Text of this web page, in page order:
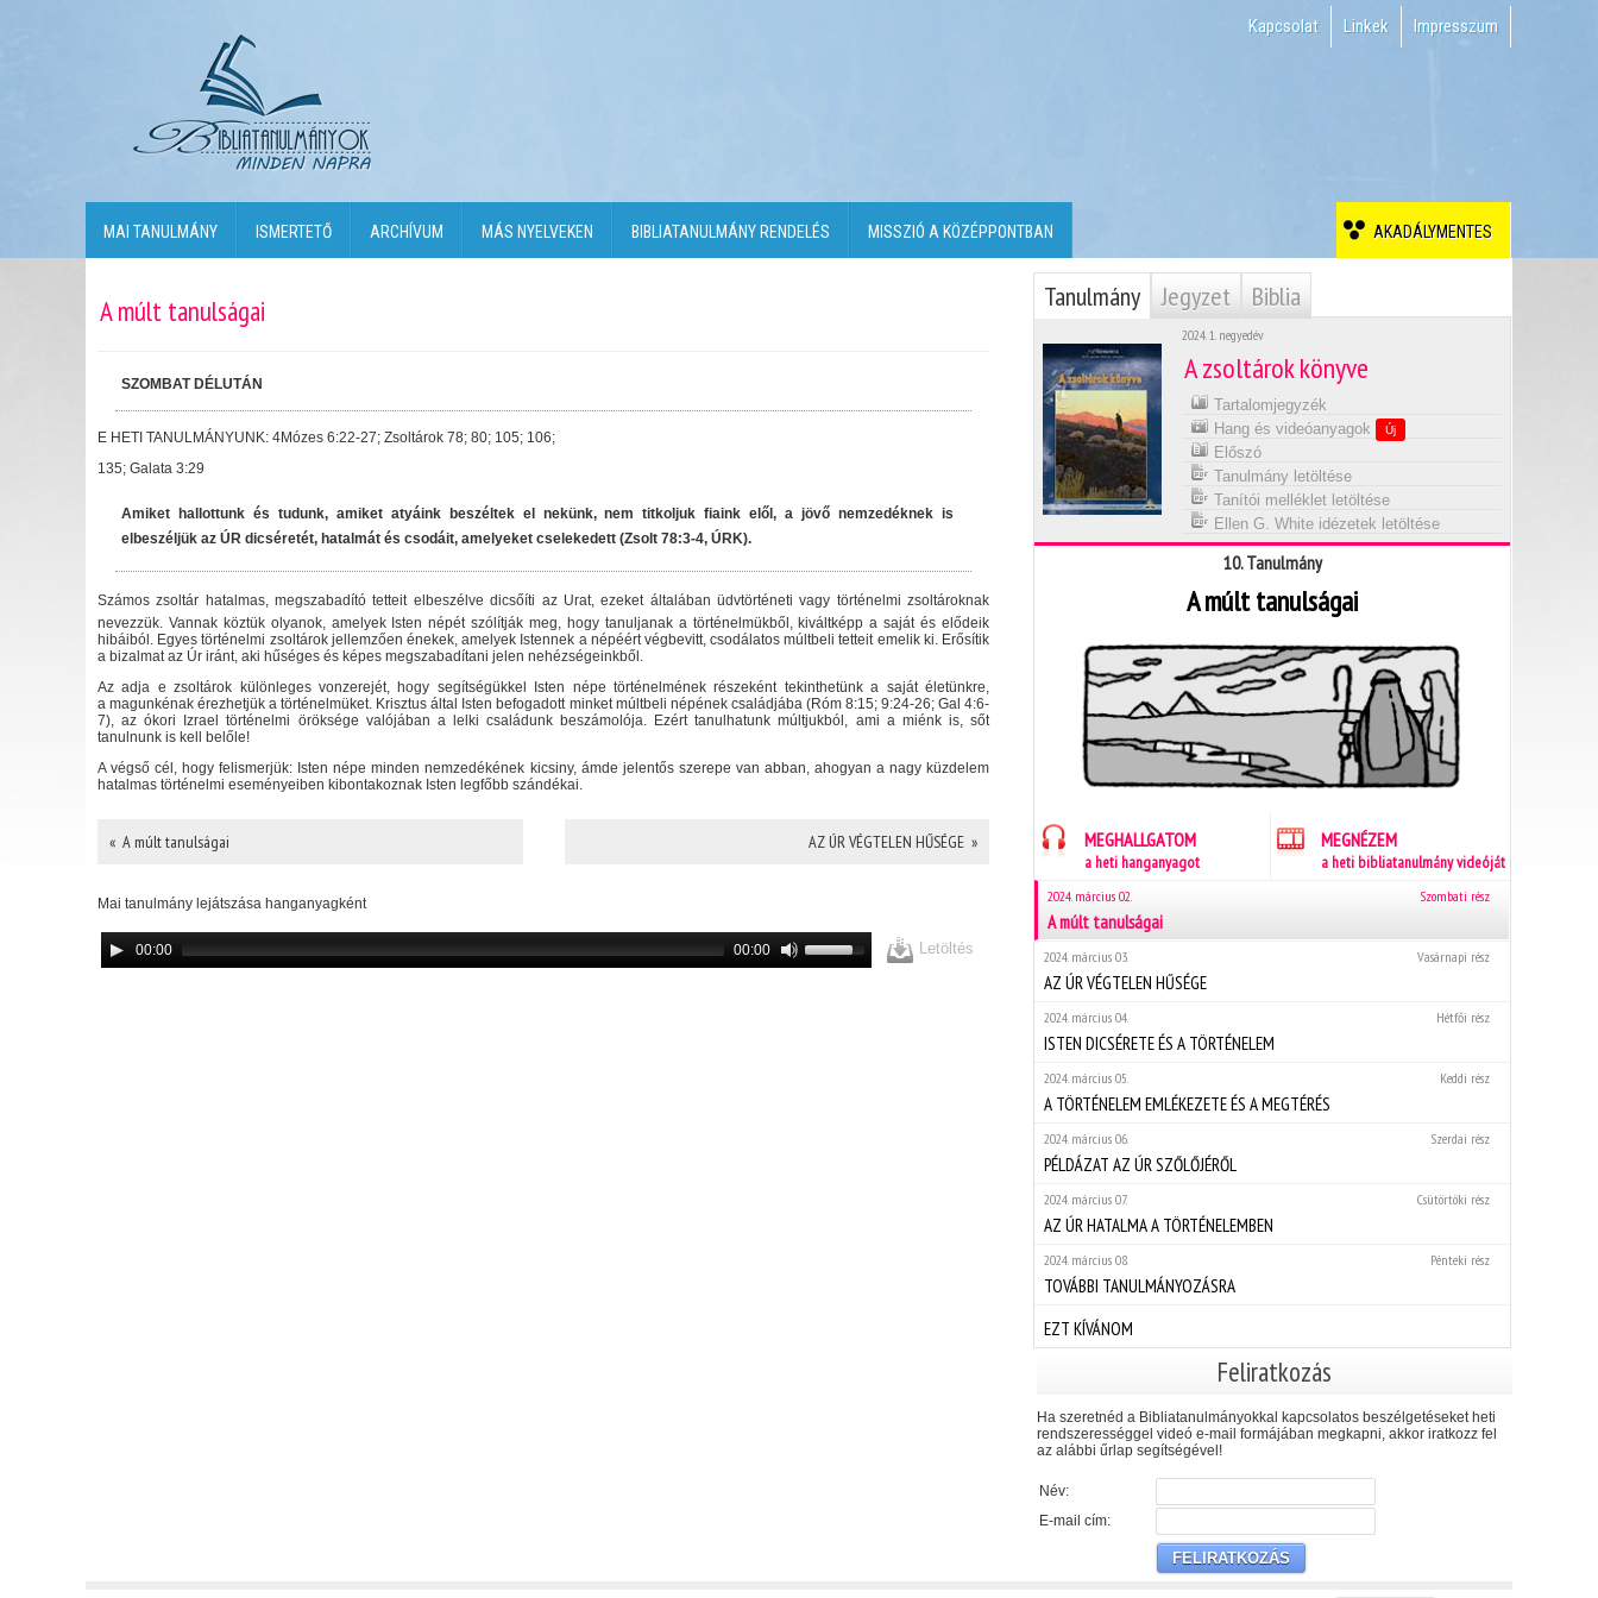
Kapcsolat Linkek Impresszum
MAI TANULMÁNY ISMERTETŐ ARCHÍVUM MÁS NYELVEKEN BIBLIATANULMÁNY RENDELÉS MISSZIÓ A KÖZÉPPONTBAN AKADÁLYMENTES
A múlt tanulságai
SZOMBAT DÉLUTÁN
E HETI TANULMÁNYUNK: 4Mózes 6:22-27; Zsoltárok 78; 80; 105; 106;
135; Galata 3:29
Amiket hallottunk és tudunk, amiket atyáink beszéltek el nekünk, nem titkoljuk fiaink elől, a jövő nemzedéknek is
elbeszéljük az ÚR dicséretét, hatalmát és csodáit, amelyeket cselekedett (Zsolt 78:3-4, ÚRK).
Számos zsoltár hatalmas, megszabadító tetteit elbeszélve dicsőíti az Urat, ezeket általában üdvtörténeti vagy történelmi zsoltároknak
nevezzük. Vannak köztük olyanok, amelyek Isten népét szólítják meg, hogy tanuljanak a történelmükből, kiváltképp a saját és elődeik
hibáiból. Egyes történelmi zsoltárok jellemzően énekek, amelyek Istennek a népéért végbevitt, csodálatos múltbeli tetteit emelik ki. Erősítik
a bizalmat az Úr iránt, aki hűséges és képes megszabadítani jelen nehézségeinkből.
Az adja e zsoltárok különleges vonzerejét, hogy segítségükkel Isten népe történelmének részeként tekinthetünk a saját életünkre,
a magunkénak érezhetjük a történelmüket. Krisztus által Isten befogadott minket múltbeli népének családjába (Róm 8:15; 9:24-26; Gal 4:6-
7), az ókori Izrael történelmi öröksége valójában a lelki családunk beszámolója. Ezért tanulhatunk múltjukból, ami a miénk is, sőt
tanulnunk is kell belőle!
A végső cél, hogy felismerjük: Isten népe minden nemzedékének kicsiny, ámde jelentős szerepe van abban, ahogyan a nagy küzdelem
hatalmas történelmi eseményeiben kibontakoznak Isten legfőbb szándékai.
« A múlt tanulságai AZ ÚR VÉGTELEN HŰSÉGE »
Mai tanulmány lejátszása hanganyagként
00:00 00:00 Letöltés
Tanulmány Jegyzet Biblia
2024. 1. negyedév
A zsoltárok könyve
Tartalomjegyzék
Hang és videóanyagok
Új
Előszó
Tanulmány letöltése
Tanítói melléklet letöltése
Ellen G. White idézetek letöltése
10. Tanulmány
A múlt tanulságai
MEGHALLGATOM
a heti hanganyagot
MEGNÉZEM
a heti bibliatanulmány videóját
Szombati rész
2024. március 02.
A múlt tanulságai
Vasárnapi rész
2024. március 03.
AZ ÚR VÉGTELEN HŰSÉGE
Hétfői rész
2024. március 04.
ISTEN DICSÉRETE ÉS A TÖRTÉNELEM
Keddi rész
2024. március 05.
A TÖRTÉNELEM EMLÉKEZETE ÉS A MEGTÉRÉS
Szerdai rész
2024. március 06.
PÉLDÁZAT AZ ÚR SZŐLŐJÉRŐL
Csütörtöki rész
2024. március 07.
AZ ÚR HATALMA A TÖRTÉNELEMBEN
Pénteki rész
2024. március 08.
TOVÁBBI TANULMÁNYOZÁSRA
EZT KÍVÁNOM
Feliratkozás
Ha szeretnéd a Bibliatanulmányokkal kapcsolatos beszélgetéseket heti
rendszerességgel videó e-mail formájában megkapni, akkor iratkozz fel
az alábbi űrlap segítségével!
Név:
E-mail cím: